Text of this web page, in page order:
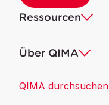
Ressourcen
Über QIMA
QIMA durchsuchen